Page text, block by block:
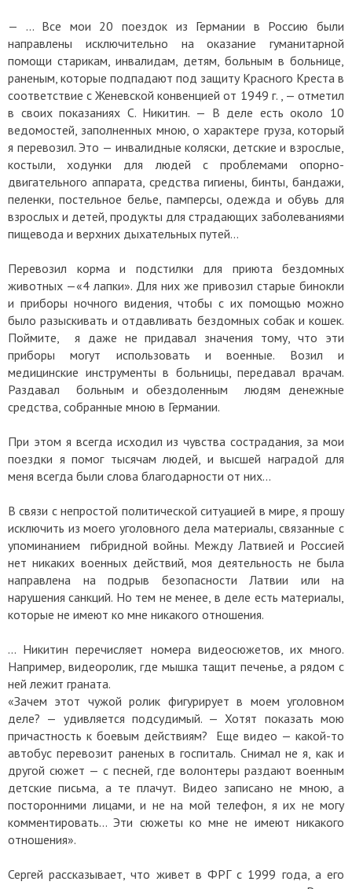
— … Все мои 20 поездок из Германии в Россию были
направлены исключительно на оказание гуманитарной
помощи старикам, инвалидам, детям, больным в больнице,
раненым, которые подпадают под защиту Красного Креста в
соответствие с Женевской конвенцией от 1949 г. , — отметил
в своих показаниях С. Никитин. — В деле есть около 10
ведомостей, заполненных мною, о характере груза, который
я перевозил. Это — инвалидные коляски, детские и взрослые,
костыли, ходунки для людей с проблемами опорно-
двигательного аппарата, средства гигиены, бинты, бандажи,
пеленки, постельное белье, памперсы, одежда и обувь для
взрослых и детей, продукты для страдающих заболеваниями
пищевода и верхних дыхательных путей…
Перевозил корма и подстилки для приюта бездомных
животных —«4 лапки». Для них же привозил старые бинокли
и приборы ночного видения, чтобы с их помощью можно
было разыскивать и отдавливать бездомных собак и кошек.
Поймите, я даже не придавал значения тому, что эти
приборы могут использовать и военные. Возил и
медицинские инструменты в больницы, передавал врачам.
Раздавал больным и обездоленным людям денежные
средства, собранные мною в Германии.
При этом я всегда исходил из чувства сострадания, за мои
поездки я помог тысячам людей, и высшей наградой для
меня всегда были слова благодарности от них…
В связи с непростой политической ситуацией в мире, я прошу
исключить из моего уголовного дела материалы, связанные с
упоминанием гибридной войны. Между Латвией и Россией
нет никаких военных действий, моя деятельность не была
направлена на подрыв безопасности Латвии или на
нарушения санкций. Но тем не менее, в деле есть материалы,
которые не имеют ко мне никакого отношения.
… Никитин перечисляет номера видеосюжетов, их много.
Например, видеоролик, где мышка тащит печенье, а рядом с
ней лежит граната.
«Зачем этот чужой ролик фигурирует в моем уголовном
деле? — удивляется подсудимый. — Хотят показать мою
причастность к боевым действиям? Еще видео — какой-то
автобус перевозит раненых в госпиталь. Снимал не я, как и
другой сюжет — с песней, где волонтеры раздают военным
детские письма, а те плачут. Видео записано не мною, а
посторонними лицами, и не на мой телефон, я их не могу
комментировать… Эти сюжеты ко мне не имеют никакого
отношения».
Сергей рассказывает, что живет в ФРГ с 1999 года, а его